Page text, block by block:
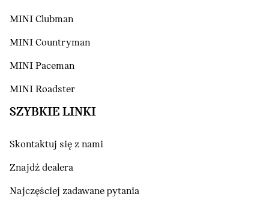
MINI Clubman
MINI Countryman
MINI Paceman
MINI Roadster
SZYBKIE LINKI
Skontaktuj się z nami
Znajdź dealera
Najczęściej zadawane pytania